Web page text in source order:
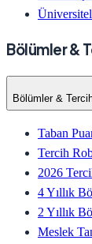
Bölümler &
Bölümler &
Taban
Tercih
2026
4 Yıllık
2 Yıllık
Meslek